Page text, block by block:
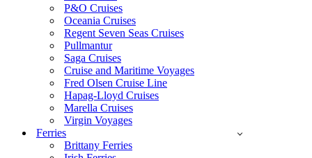
P&O Cruises
Oceania Cruises
Regent Seven Seas Cruises
Pullmantur
Saga Cruises
Cruise and Maritime Voyages
Fred Olsen Cruise Line
Hapag-Lloyd Cruises
Marella Cruises
Virgin Voyages
Ferries
Brittany Ferries